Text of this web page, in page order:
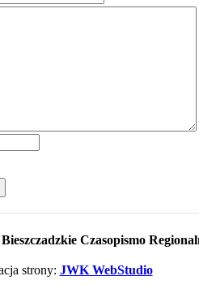
Czasopismo
strony: JWK WebStudio